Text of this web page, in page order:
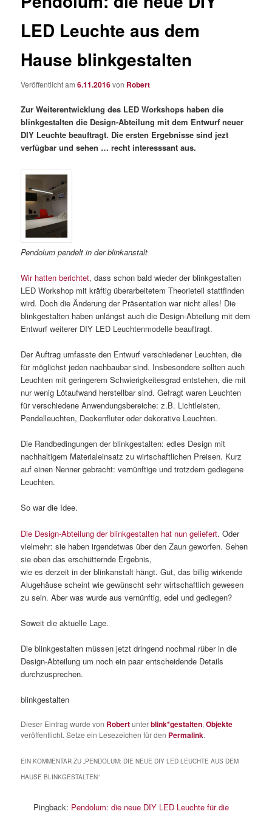
LED Leuchte aus dem
Hause blinkgestalten
Veröffentlicht am6.11.2016von Robert
Zur Weiterentwicklung des LED Workshops haben die
blinkgestalten die Design-Abteilung mit dem Entwurf neuer
DIY Leuchte beauftragt. Die ersten Ergebnisse sind jezt
verfügbar und sehen … recht interesssant aus.
Pendolum pendelt in der blinkanstalt
Wir hatten berichtet, dass schon bald wieder der blinkgestalten
LED Workshop mit kräftig überarbeitetem Theorieteil stattfinden
wird. Doch die Änderung der Präsentation war nicht alles! Die
blinkgestalten haben unlängst auch die Design-Abteilung mit dem
Entwurf weiterer DIY LED Leuchtenmodelle beauftragt.
Der Auftrag umfasste den Entwurf verschiedener Leuchten, die
für möglichst jeden nachbaubar sind. Insbesondere sollten auch
Leuchten mit geringerem Schwierigkeitesgrad entstehen, die mit
nur wenig Lötaufwand herstellbar sind. Gefragt waren Leuchten
für verschiedene Anwendungsbereiche: z.B. Lichtleisten,
Pendelleuchten, Deckenfluter oder dekorative Leuchten.
Die Randbedingungen der blinkgestalten: edles Design mit
nachhaltigem Materialeinsatz zu wirtschaftlichen Preisen. Kurz
auf einen Nenner gebracht: vernünftige und trotzdem gediegene
Leuchten.
So war die Idee.
Die Design-Abteilung der blinkgestalten hat nun geliefert. Oder
vielmehr: sie haben irgendetwas über den Zaun geworfen. Sehen
sie oben das erschütternde Ergebnis,
wie es derzeit in der blinkanstalt hängt. Gut, das billig wirkende
Alugehäuse scheint wie gewünscht sehr wirtschaftlich gewesen
zu sein. Aber was wurde aus vernünftig, edel und gediegen?
Soweit die aktuelle Lage.
Die blinkgestalten müssen jetzt dringend nochmal rüber in die
Design-Abteilung um noch ein paar entscheidende Details
durchzusprechen.
blinkgestalten
Dieser Eintrag wurde von Robertunterblink*gestalten,Objekte
veröffentlicht. Setze ein Lesezeichen für den Permalink.
EIN KOMMENTAR ZU „PENDOLUM: DIE NEUE DIY LED LEUCHTE AUS DEM
HAUSE BLINKGESTALTEN“
Pingback: Pendolum: die neue DIY LED Leuchte für die